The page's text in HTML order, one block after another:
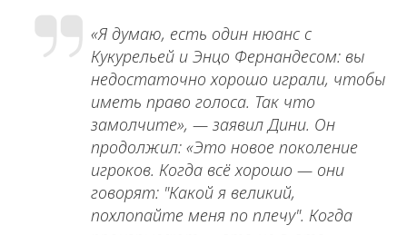
«Я думаю, есть один нюанс с
Кукурельей и Энцо Фернандесом: вы
недостаточно хорошо играли, чтобы
иметь право голоса. Так что
замолчите», — заявил Дини. Он
продолжил: «Это новое поколение
игроков. Когда всё хорошо — они
говорят: "Какой я великий,
похлопайте меня по плечу". Когда